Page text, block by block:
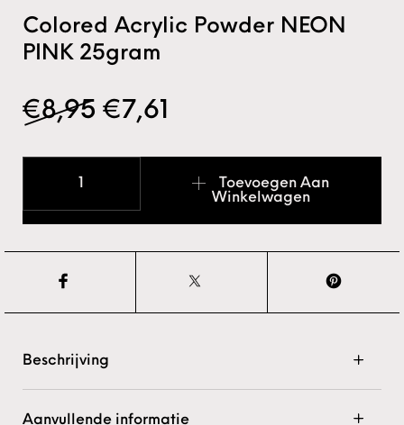
Colored Acrylic Powder NEON
PINK 25gram
€8,95 Oorspronkelijke prijs
€7,61
Toevoegen Aan
Winkelwagen
Beschrijving
Aanvullende informatie